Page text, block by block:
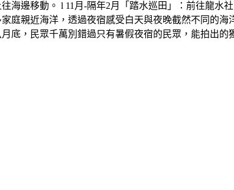
邊移動。 l 11月-隔年2月「踏水巡田」：前往龍水
庭親近海洋，透過夜宿感受白天與夜晚截然不同的
底，民眾千萬別錯過只有暑假夜宿的民眾，能拍出